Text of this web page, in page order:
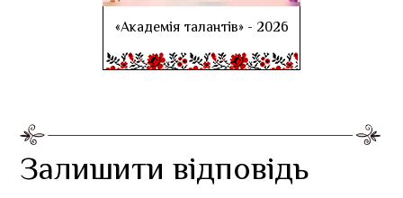
«Академія талантів» - 2026
Залишити відповідь